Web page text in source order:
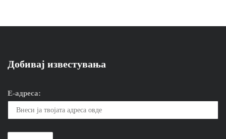
Добивај известувања
Е-адреса: